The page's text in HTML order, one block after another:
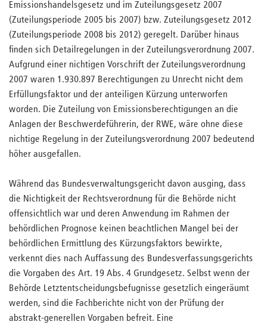
Emissionshandelsgesetz und im Zuteilungsgesetz 2007
(Zuteilungsperiode 2005 bis 2007) bzw. Zuteilungsgesetz 2012
(Zuteilungsperiode 2008 bis 2012) geregelt. Darüber hinaus
finden sich Detailregelungen in der Zuteilungsverordnung 2007.
Aufgrund einer nichtigen Vorschrift der Zuteilungsverordnung
2007 waren 1.930.897 Berechtigungen zu Unrecht nicht dem
Erfüllungsfaktor und der anteiligen Kürzung unterworfen
worden. Die Zuteilung von Emissionsberechtigungen an die
Anlagen der Beschwerdeführerin, der RWE, wäre ohne diese
nichtige Regelung in der Zuteilungsverordnung 2007 bedeutend
höher ausgefallen.
Während das Bundesverwaltungsgericht davon ausging, dass
die Nichtigkeit der Rechtsverordnung für die Behörde nicht
offensichtlich war und deren Anwendung im Rahmen der
behördlichen Prognose keinen beachtlichen Mangel bei der
behördlichen Ermittlung des Kürzungsfaktors bewirkte,
verkennt dies nach Auffassung des Bundesverfassungsgerichts
die Vorgaben des Art. 19 Abs. 4 Grundgesetz. Selbst wenn der
Behörde Letztentscheidungsbefugnisse gesetzlich eingeräumt
werden, sind die Fachberichte nicht von der Prüfung der
abstrakt-generellen Vorgaben befreit. Eine